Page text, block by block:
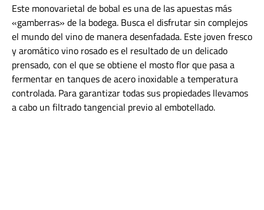
Este monovarietal de bobal es una de las apuestas más
«gamberras» de la bodega. Busca el disfrutar sin complejos
el mundo del vino de manera desenfadada. Este joven fresco
y aromático vino rosado es el resultado de un delicado
prensado, con el que se obtiene el mosto flor que pasa a
fermentar en tanques de acero inoxidable a temperatura
controlada. Para garantizar todas sus propiedades llevamos
a cabo un filtrado tangencial previo al embotellado.